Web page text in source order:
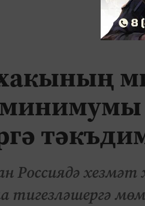
Россиядә
тигезләшергә